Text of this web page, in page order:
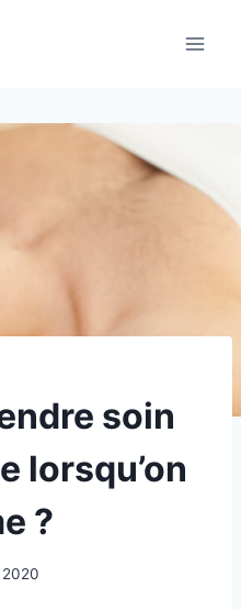
soin
lorsqu’on
?
2020